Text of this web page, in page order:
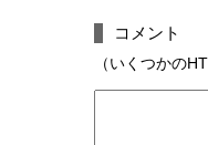
コメント
（いくつかの